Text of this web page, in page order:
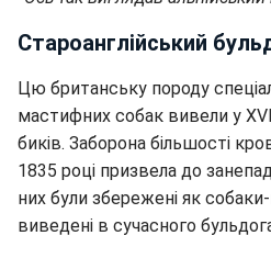
Староанглійський
Цю британську породу
мастифних собак вивели у
биків. Заборона більшості
1835 році призвела до
них були збережені як
виведені в сучасного